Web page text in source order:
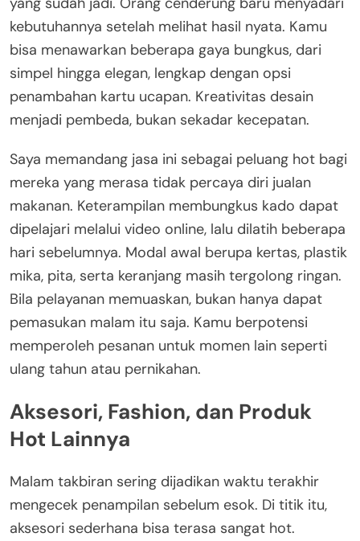
kebutuhannya setelah melihat hasil nyata. Kamu
bisa menawarkan beberapa gaya bungkus, dari
simpel hingga elegan, lengkap dengan opsi
penambahan kartu ucapan. Kreativitas desain
menjadi pembeda, bukan sekadar kecepatan.
Saya memandang jasa ini sebagai peluang hot bagi
mereka yang merasa tidak percaya diri jualan
makanan. Keterampilan membungkus kado dapat
dipelajari melalui video online, lalu dilatih beberapa
hari sebelumnya. Modal awal berupa kertas, plastik
mika, pita, serta keranjang masih tergolong ringan.
Bila pelayanan memuaskan, bukan hanya dapat
pemasukan malam itu saja. Kamu berpotensi
memperoleh pesanan untuk momen lain seperti
ulang tahun atau pernikahan.
Aksesori, Fashion, dan Produk
Hot Lainnya
Malam takbiran sering dijadikan waktu terakhir
mengecek penampilan sebelum esok. Di titik itu,
aksesori sederhana bisa terasa sangat hot.